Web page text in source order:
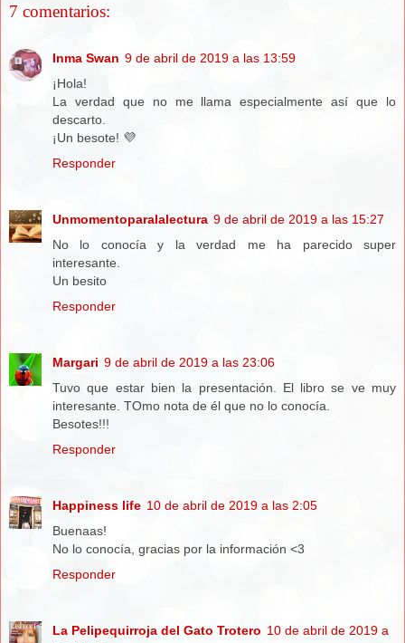
7 comentarios:
Inma Swan 9 de abril de 2019 a las 13:59
¡Hola!
La verdad que no me llama especialmente así que lo
descarto.
¡Un besote! 💜
Responder
Unmomentoparalalectura 9 de abril de 2019 a las 15:27
No lo conocía y la verdad me ha parecido super
interesante.
Un besito
Responder
Margari 9 de abril de 2019 a las 23:06
Tuvo que estar bien la presentación. El libro se ve muy
interesante. TOmo nota de él que no lo conocía.
Besotes!!!
Responder
Happiness life 10 de abril de 2019 a las 2:05
Buenaas!
No lo conocía, gracias por la información <3
Responder
La Pelipequirroja del Gato Trotero 10 de abril de 2019 a